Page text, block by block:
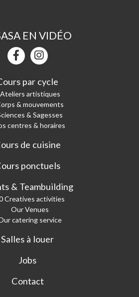
EN VIDÉO
par cycle
Ateliers artistiques
& mouvements
& Sagesses
centres & horaires
de cuisine
ponctuels
& Teambuilding
Creatives activities
Our Venues
catering service
Salles à louer
Jobs
Contact